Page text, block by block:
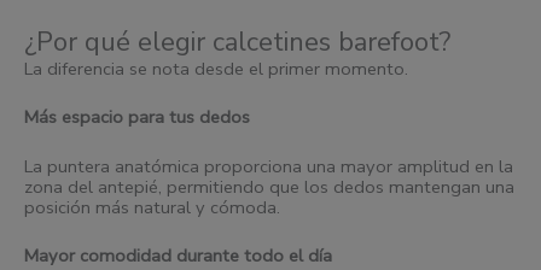
¿Por qué elegir calcetines barefoot?
La diferencia se nota desde el primer momento.
Más espacio para tus dedos
La puntera anatómica proporciona una mayor amplitud en la
zona del antepié, permitiendo que los dedos mantengan una
posición más natural y cómoda.
Mayor comodidad durante todo el día